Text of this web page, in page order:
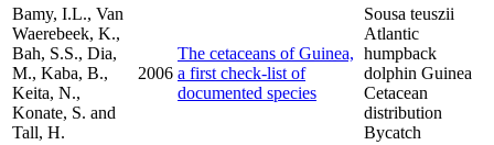
Bamy, I.L., Van
Waerebeek, K.,
Bah, S.S., Dia,
M., Kaba, B.,
Keita, N.,
Konate, S. and
Tall, H.
2006
The cetaceans of Guinea,
a first check-list of
documented species
Sousa teuszii
Atlantic
humpback
dolphin Guinea
Cetacean
distribution
Bycatch